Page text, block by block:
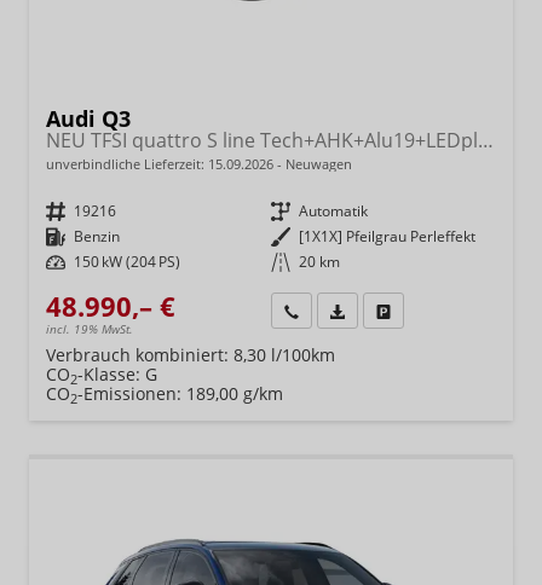
Audi Q3
NEU TFSI quattro S line Tech+AHK+Alu19+LEDplus+KlimaPlus+ExtSchwarz
unverbindliche Lieferzeit: 15.09.2026 Neuwagen
Fahrzeugnr. 19216 Getriebe Automatik
Kraftstoff Benzin Außenfarbe [1X1X] Pfeilgrau Perleffekt
Leistung 150 kW (204 PS) Kilometerstand 20 km
48.990,– €
incl. 19% MwSt.
Wir rufen Sie anFahrzeugexposé (PDF)
Verbrauch kombiniert: 8,30 l/100km
CO2-Klasse: G
CO2-Emissionen: 189,00 g/km